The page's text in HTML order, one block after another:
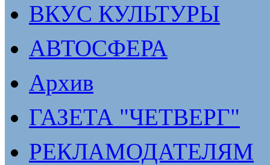
ВКУС КУЛЬТУРЫ
АВТОСФЕРА
Архив
ГАЗЕТА "ЧЕТВЕРГ"
РЕКЛАМОДАТЕЛЯМ